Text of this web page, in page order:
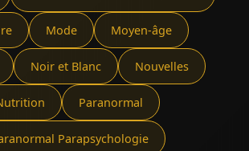
Mode Moyen-âge
Noir et Blanc Nouvelles
Paranormal
Parapsychologie